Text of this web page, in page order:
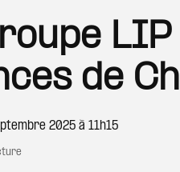
de
2025 à 11h15